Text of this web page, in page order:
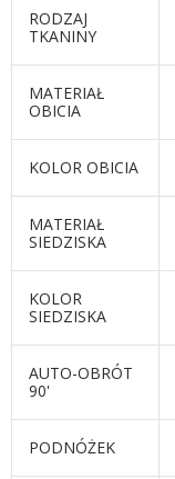
RODZAJ
TKANINY
MATERIAŁ
OBICIA
KOLOR OBICIA
MATERIAŁ
SIEDZISKA
KOLOR
SIEDZISKA
AUTO-OBRÓT
90'
PODNÓŻEK